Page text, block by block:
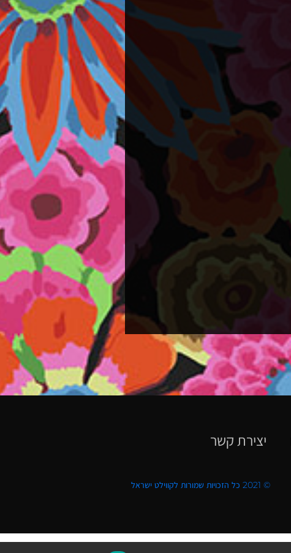
יצירת קשר
© 2021 כל הזכויות שמורות לקווילט ישראל